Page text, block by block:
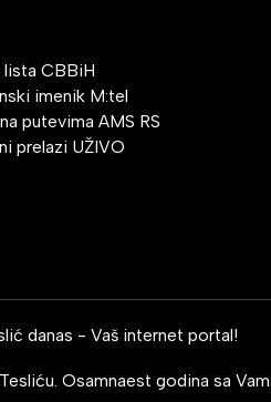
lista CBBiH
imenik M:tel
putevima AMS RS
prelazi UŽIVO
Osamnaest godina sa